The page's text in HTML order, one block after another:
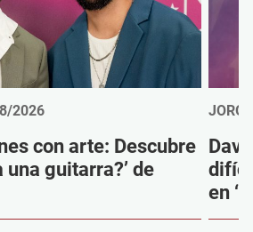
2026
con arte: Descubre
una guitarra?’ de
en